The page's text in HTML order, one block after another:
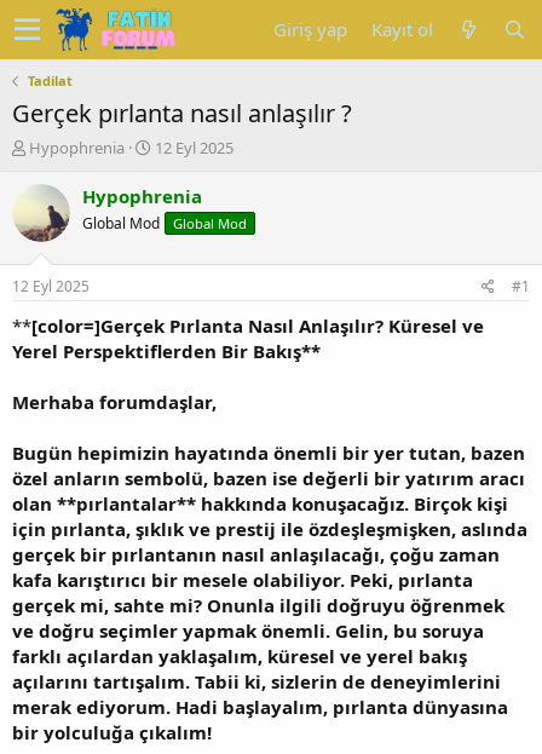
Giriş yap Kayıt ol
Tadilat
Gerçek pırlanta nasıl anlaşılır ?
K
n
y
b
a
ş
a
a
Hypophrenia
B
ş
a
ç
t
a
i
i
12 Eyl 2025
Hypophrenia
Global Mod Global Mod
12 Eyl 2025 #1
**[color=]Gerçek Pırlanta Nasıl Anlaşılır? Küresel ve
Yerel Perspektiflerden Bir Bakış**
Merhaba forumdaşlar,
Bugün hepimizin hayatında önemli bir yer tutan, bazen
özel anların sembolü, bazen ise değerli bir yatırım aracı
olan **pırlantalar** hakkında konuşacağız. Birçok kişi
için pırlanta, şıklık ve prestij ile özdeşleşmişken, aslında
gerçek bir pırlantanın nasıl anlaşılacağı, çoğu zaman
kafa karıştırıcı bir mesele olabiliyor. Peki, pırlanta
gerçek mi, sahte mi? Onunla ilgili doğruyu öğrenmek
ve doğru seçimler yapmak önemli. Gelin, bu soruya
farklı açılardan yaklaşalım, küresel ve yerel bakış
açılarını tartışalım. Tabii ki, sizlerin de deneyimlerini
merak ediyorum. Hadi başlayalım, pırlanta dünyasına
bir yolculuğa çıkalım!